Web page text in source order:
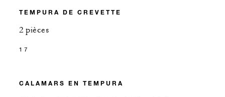
TEMPURA DE CREVETTE
2 pièces
17
CALAMARS EN TEMPURA